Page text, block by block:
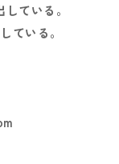
ている。
ている。